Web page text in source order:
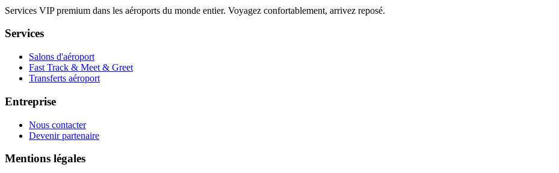
Services VIP premium dans les aéroports du monde entier. Voyagez confortablement, arrivez reposé.
Services
Salons d'aéroport
Fast Track & Meet & Greet
Transferts aéroport
Entreprise
Nous contacter
Devenir partenaire
Mentions légales